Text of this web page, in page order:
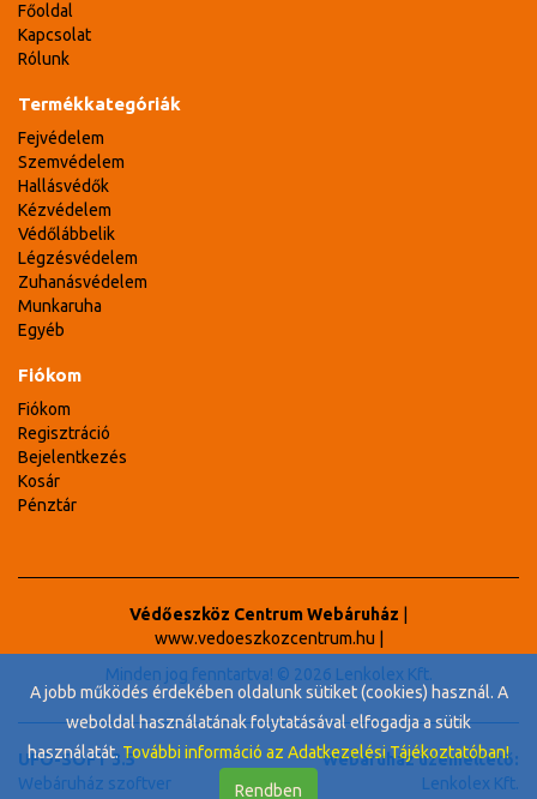
Főoldal
Kapcsolat
Rólunk
Termékkategóriák
Fejvédelem
Szemvédelem
Hallásvédők
Kézvédelem
Védőlábbelik
Légzésvédelem
Zuhanásvédelem
Munkaruha
Egyéb
Fiókom
Fiókom
Regisztráció
Bejelentkezés
Kosár
Pénztár
Védőeszköz Centrum Webáruház
www.vedoeszkozcentrum.hu
Minden jog fenntartva! © 2026 Lenkolex Kft.
UFO-SOFT 3.5
Webáruház szoftver
Webáruház üzemeltető:
Lenkolex Kft.
A jobb működés érdekében oldalunk sütiket (cookies) használ. A
weboldal használatának folytatásával elfogadja a sütik
használatát.További információ az Adatkezelési Tájékoztatóban!
Rendben